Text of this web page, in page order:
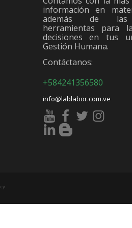
información en
además de las
herramientas para
decisiones en tus
Gestión Humana.
Contáctanos:
+584241356580
info@lablabor.com.ve